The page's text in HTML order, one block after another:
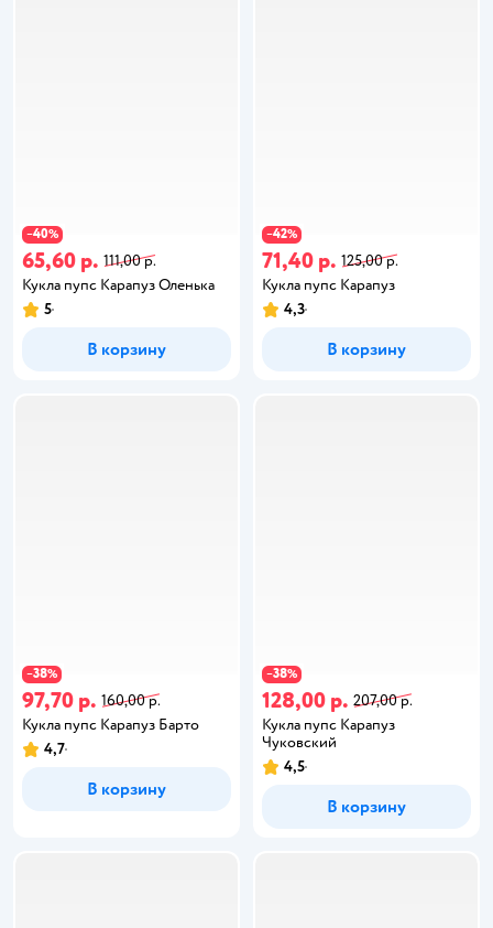
−40%
65,60 р. 111,00 р.
Кукла пупс Карапуз Оленька
5
В корзину
−42%
71,40 р. 125,00 р.
Кукла пупс Карапуз
4,3
В корзину
−38%
97,70 р. 160,00 р.
Кукла пупс Карапуз Барто
4,7
В корзину
−38%
128,00 р. 207,00 р.
Кукла пупс Карапуз
Чуковский
4,5
В корзину